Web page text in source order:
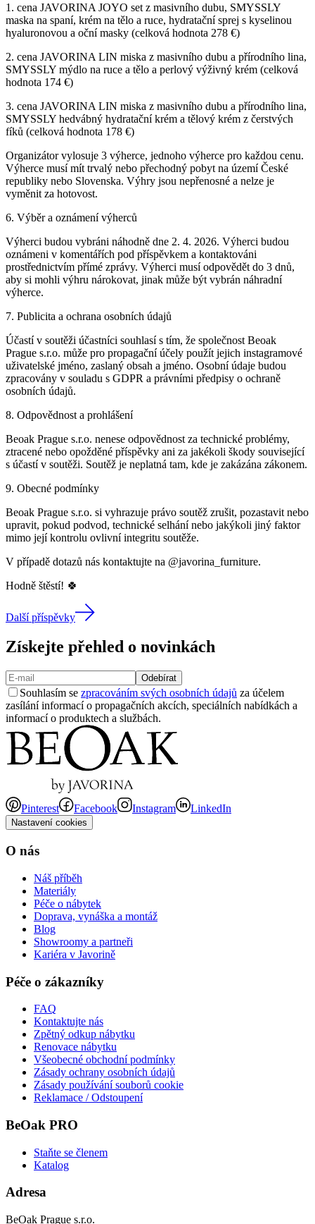
1. cena JAVORINA JOYO set z masivního dubu, SMYSSLY
maska na spaní, krém na tělo a ruce, hydratační sprej s kyselinou
hyaluronovou a oční masky (celková hodnota 278 €)
2. cena JAVORINA LIN miska z masivního dubu a přírodního lina,
SMYSSLY mýdlo na ruce a tělo a perlový výživný krém (celková
hodnota 174 €)
3. cena JAVORINA LIN miska z masivního dubu a přírodního lina,
SMYSSLY hedvábný hydratační krém a tělový krém z čerstvých
fíků (celková hodnota 178 €)
Organizátor vylosuje 3 výherce, jednoho výherce pro každou cenu.
Výherce musí mít trvalý nebo přechodný pobyt na území České
republiky nebo Slovenska. Výhry jsou nepřenosné a nelze je
vyměnit za hotovost.
6. Výběr a oznámení výherců
Výherci budou vybráni náhodně dne 2. 4. 2026. Výherci budou
oznámeni v komentářích pod příspěvkem a kontaktováni
prostřednictvím přímé zprávy. Výherci musí odpovědět do 3 dnů,
aby si mohli výhru nárokovat, jinak může být vybrán náhradní
výherce.
7. Publicita a ochrana osobních údajů
Účastí v soutěži účastníci souhlasí s tím, že společnost Beoak
Prague s.r.o. může pro propagační účely použít jejich instagramové
uživatelské jméno, zaslaný obsah a jméno. Osobní údaje budou
zpracovány v souladu s GDPR a právními předpisy o ochraně
osobních údajů.
8. Odpovědnost a prohlášení
Beoak Prague s.r.o. nenese odpovědnost za technické problémy,
ztracené nebo opožděné příspěvky ani za jakékoli škody související
s účastí v soutěži. Soutěž je neplatná tam, kde je zakázána zákonem.
9. Obecné podmínky
Beoak Prague s.r.o. si vyhrazuje právo soutěž zrušit, pozastavit nebo
upravit, pokud podvod, technické selhání nebo jakýkoli jiný faktor
mimo její kontrolu ovlivní integritu soutěže.
V případě dotazů nás kontaktujte na @javorina_furniture.
Hodně štěstí! 🍀
Další příspěvky
Získejte přehled o novinkách
Odebírat
Souhlasím se zpracováním svých osobních údajů za účelem
zasílání informací o propagačních akcích, speciálních nabídkách a
informací o produktech a službách.
Pinterest Facebook Instagram LinkedIn
Nastavení cookies
O nás
Náš příběh
Materiály
Péče o nábytek
Doprava, vynáška a montáž
Blog
Showroomy a partneři
Kariéra v Javorině
Péče o zákazníky
FAQ
Kontaktujte nás
Zpětný odkup nábytku
Renovace nábytku
Všeobecné obchodní podmínky
Zásady ochrany osobních údajů
Zásady používání souborů cookie
Reklamace / Odstoupení
BeOak PRO
Staňte se členem
Katalog
Adresa
BeOak Prague s.r.o.